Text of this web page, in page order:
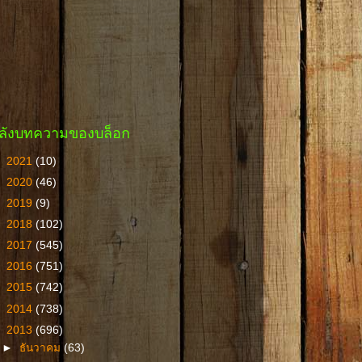
งบทความของบล็อก
2021 (10)
2020 (46)
2019 (9)
2018 (102)
2017 (545)
2016 (751)
2015 (742)
2014 (738)
2013 (696)
► ธันวาคม(63)